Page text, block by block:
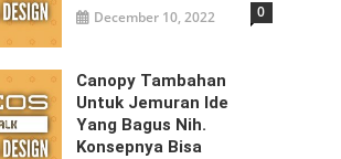
December 10, 2022 0
Canopy Tambahan
Untuk Jemuran Ide
Yang Bagus Nih.
Konsepnya Bisa